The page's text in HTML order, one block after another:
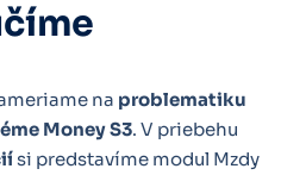
na problematiku
Money S3. V priebehu
si predstavíme modul Mzdy